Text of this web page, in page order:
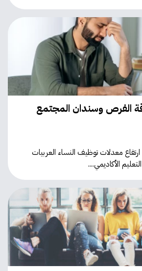
الفرص وسندان المجتمع
ارتفاع معدلات توظيف النساء العربيات
الأكاديمي....